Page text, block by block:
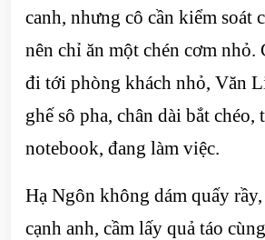
canh, nhưng cô cần kiểm soát
nên chỉ ăn một chén cơm nhỏ.
đi tới phòng khách nhỏ, Văn
ghế sô pha, chân dài bắt chéo,
notebook, đang làm việc.
Hạ Ngôn không dám quấy
cạnh anh, cầm lấy quả táo